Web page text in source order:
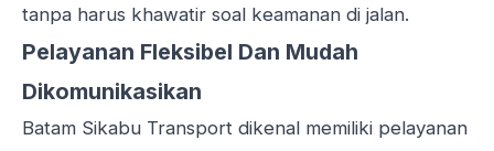
tanpa harus khawatir soal keamanan di jalan.
Pelayanan Fleksibel Dan Mudah
Dikomunikasikan
Batam Sikabu Transport dikenal memiliki pelayanan